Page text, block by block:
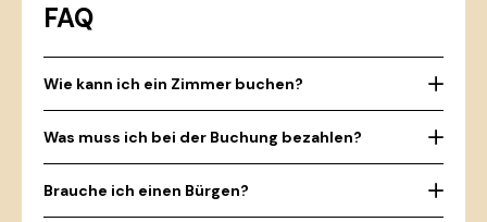
FAQ
Wie kann ich ein Zimmer buchen?
Was muss ich bei der Buchung bezahlen?
Brauche ich einen Bürgen?